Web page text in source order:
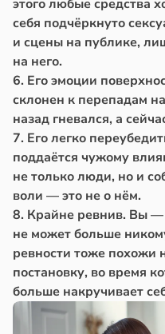
этого любые средства
себя подчёркнуто
и сцены на публике,
на него.
6. Его эмоции
склонен к перепадам
назад гневался, а
7. Его легко
поддаётся чужому
не только люди, но и
воли — это не о нём.
8. Крайне ревнив. Вы —
не может больше
ревности тоже похожи
постановку, во время
больше накручивает